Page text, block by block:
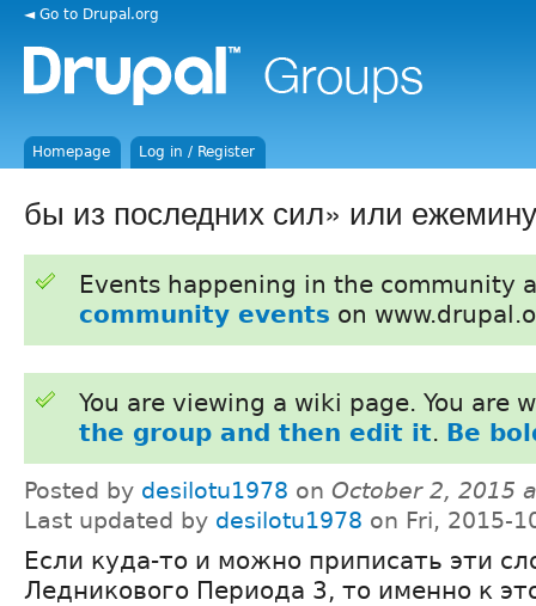
◄ Go to Drupal.org
Homepage Log in / Register
бы из последних сил» или
Events happening in the community
community events on
You are viewing a wiki page. You are
the group and then edit it. Be
Posted by desilotu1978 on October 2, 2015
Last updated by desilotu1978 on Fri, 2015-
Если куда-то и можно приписать эти
Ледникового Периода 3, то именно к